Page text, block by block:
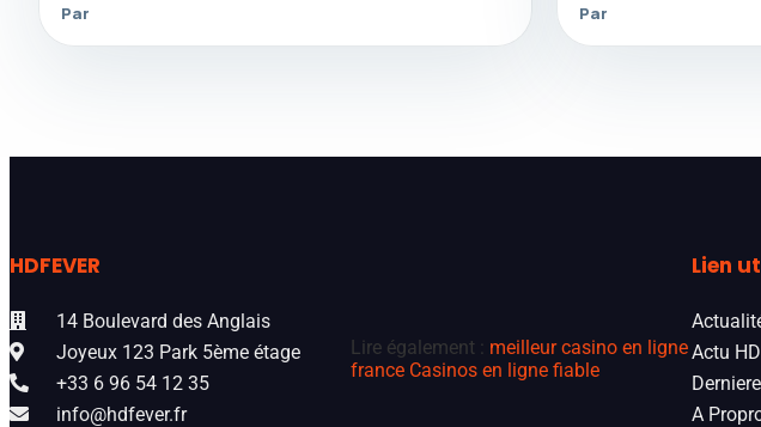
Par Par
HDFEVER
14 Boulevard des Anglais
Joyeux 123 Park 5ème étage
+33 6 96 54 12 35
info@hdfever.fr
Lire également : meilleur casino en ligne
france Casinos en ligne fiable
Lien
Actu
A